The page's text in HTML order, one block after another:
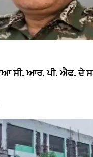
ਸੀ. ਆਰ. ਪੀ. ਐਫ. ਦੇ